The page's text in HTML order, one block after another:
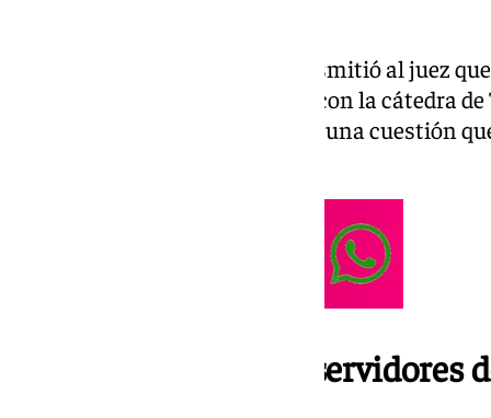
Cabe recordar que la UCM transmitió al juez
correo electrónico relacionada con la cátedra
Competitiva que pidió analizar, una cuestión
Dominio alojado en servidores